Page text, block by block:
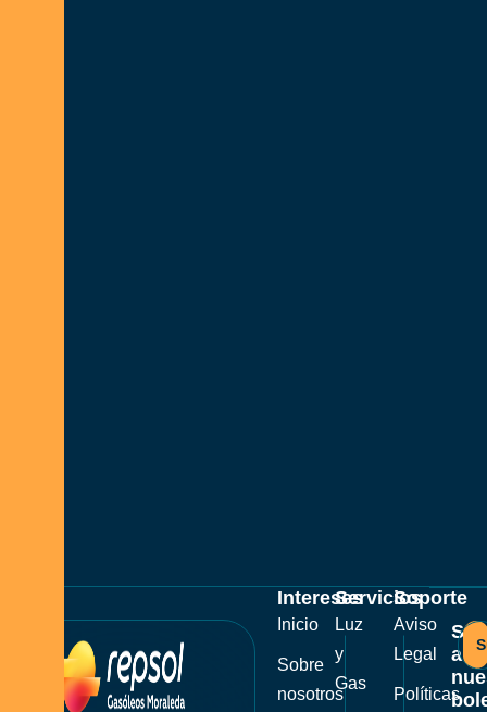
Intereses
Inicio
Sobre
nosotros
Servicios
Luz
y
Gas
Soporte
Aviso
Legal
Políticas
a